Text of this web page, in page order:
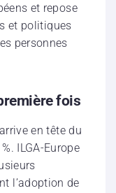
et repose
et politiques
personnes
fois
en tête du
ILGA-Europe
l’adoption de